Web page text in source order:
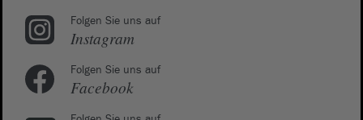
Folgen Sie uns auf
Instagram
Folgen Sie uns auf
Facebook